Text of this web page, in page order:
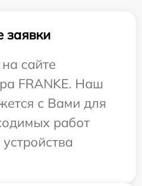
сайте
FRANKE. Наш
с Вами для
работ